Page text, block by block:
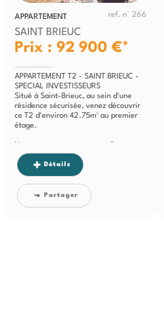
APPARTEMENT ref. n° 266
SAINT BRIEUC
Prix : 92 900 €*
APPARTEMENT T2 - SAINT BRIEUC -
SPECIAL INVESTISSEURS
Situé à Saint-Brieuc, au sein d'une
résidence sécurisée, venez découvrir
ce T2 d'environ 42.75m² au premier
étage.
Détails
Partager